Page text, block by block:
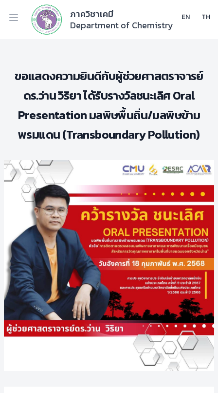
ภาควิชาเคมี
Department of Chemistry
EN TH
ขอแสดงความยินดีกับผู้ช่วยศาสตราจารย์
ดร.ว่าน วิริยา ได้รับรางวัลชนะเลิศ Oral
Presentation มลพิษพื้นถิ่น/มลพิษข้าม
พรมแดน (Transboundary Pollution)